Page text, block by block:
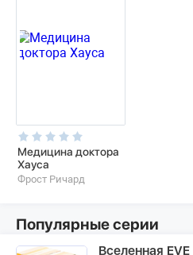
Медицина доктора
Хауса
Фрост Ричард
Популярные серии
Вселенная